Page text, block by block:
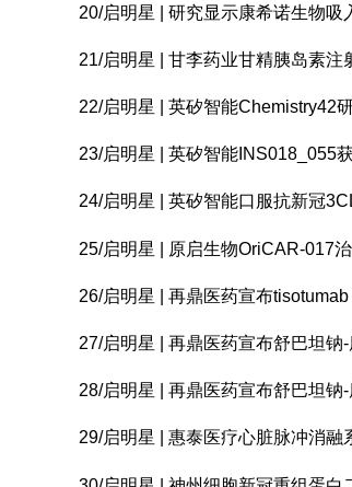
20/启明星 | 研究显示康希诺生物
21/启明星 | 甘李药业甘精胰岛素
22/启明星 | 英矽智能Chemistry42
23/启明星 | 英矽智能INS018_055
24/启明星 | 英矽智能口服抗新冠
25/启明星 | 原启生物OriCAR-017
26/启明星 | 再鼎医药宣布
27/启明星 | 再鼎医药宣布舒巴坦
28/启明星 | 再鼎医药宣布舒巴坦
29/启明星 | 惠泰医疗心脏脉冲消融